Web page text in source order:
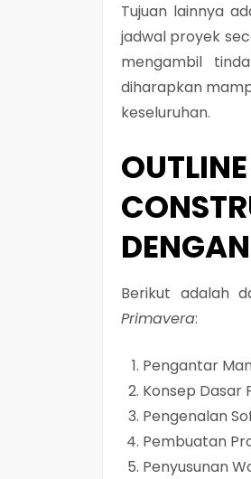
Tujuan lainnya
jadwal proyek
mengambil
diharapkan
keseluruhan.
Berikut adalah
Primavera:
Pengantar
Konsep Dasar
Pengenalan
Pembuatan
Penyusunan